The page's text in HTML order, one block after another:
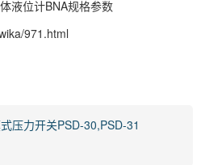
液位计BNA规格参数
971.html
压力开关PSD-30,PSD-31